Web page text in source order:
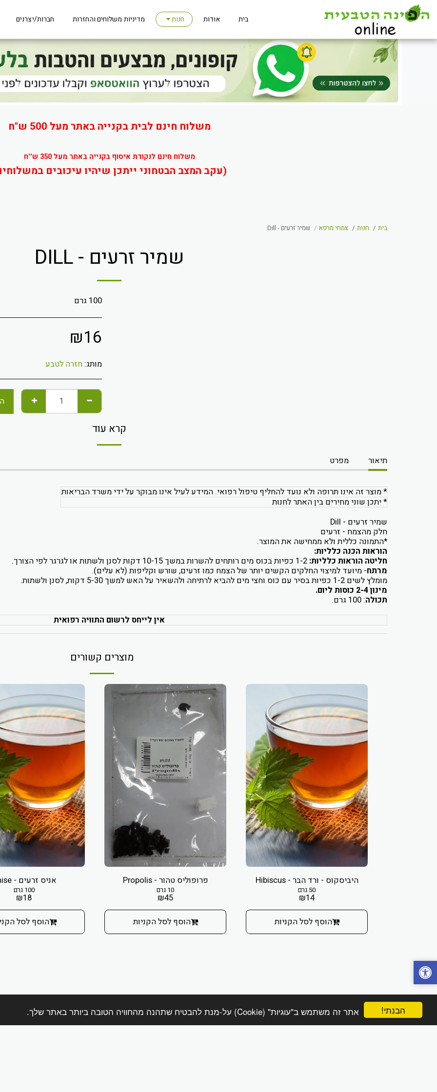
הבנתי! אתר זה משתמש ב"עוגיות" (Cookie) על-מנת להבטיח שתהנה מהחוויה הטובה ביותר באתר שלך.
משלוח חינם לבית בקנייה באתר מעל 500 ש"ח
משלוח חינם לנקודת איסוף בקנייה באתר מעל 350 ש''ח
(עקב המצב הבטחוני ייתכן שיהיו עיכובים
בית אודות חנות מדיניות משלוחים והחזרות חברות/יצרנים
בית חנות צמחי מרפא שמיר זרעים - Dill
שמיר זרעים - DILL
100 גרם
₪16
מותג: חזרה לטבע
קרא עוד
תיאור מפרט
* מוצר זה אינו תרופה ולא נועד להחליף טיפול רפואי. המידע לעיל אינו מבוקר על ידי משרד הבריאות
* יתכן שוני מחירים בין האתר לחנות
שמיר זרעים - Dill
חלק מהצמח - זרעים
*התמונה כללית ולא ממחישה את המוצר.
הוראות הכנה כלליות:
חליטה הוראות כלליות: 1-2 כפיות בכוס מים רותחים להשרות במשך 10-15 דקות לסנן ולשתות או לגרגר לפי הצורך.
מרתח- מיועד למיצוי החלקים הקשים יותר של הצמח כמו זרעים, שורש וקליפות (לא עלים).
מומלץ לשים 1-2 כפיות בסיר עם כוס וחצי מים להביא לרתיחה ולהשאיר על האש למשך 5-30 דקות, לסנן ולשתות.
מינון 2-4 כוסות ליום.
תכולה: 100 גרם.
אין לייחס לרשום התוויה רפואית
מוצרים קשורים
היביסקוס - ורד הבר - Hibiscus
50 גרם
₪14
הוסף לסל הקניות
פרופוליס טהור - Propolis
10 גרם
₪45
הוסף לסל הקניות
אניס זרעים - Anise
100 גרם
₪18
הוסף לסל